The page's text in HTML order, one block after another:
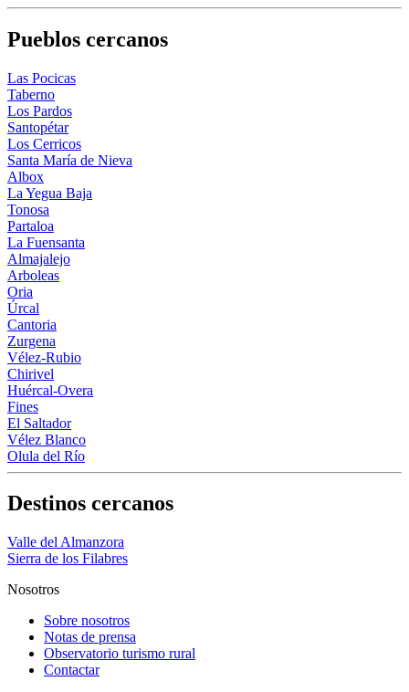
Pueblos cercanos
Las Pocicas
Taberno
Los Pardos
Santopétar
Los Cerricos
Santa María de Nieva
Albox
La Yegua Baja
Tonosa
Partaloa
La Fuensanta
Almajalejo
Arboleas
Oria
Úrcal
Cantoria
Zurgena
Vélez-Rubio
Chirivel
Huércal-Overa
Fines
El Saltador
Vélez Blanco
Olula del Río
Destinos cercanos
Valle del Almanzora
Sierra de los Filabres
Nosotros
Sobre nosotros
Notas de prensa
Observatorio turismo rural
Contactar